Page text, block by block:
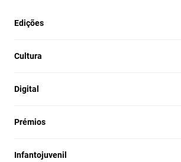
Edições
Cultura
Digital
Prémios
Infantojuvenil